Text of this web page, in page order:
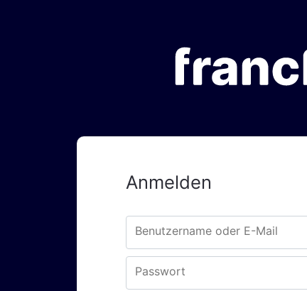
Anmelden
Benutzername oder E-Mail
Passwort